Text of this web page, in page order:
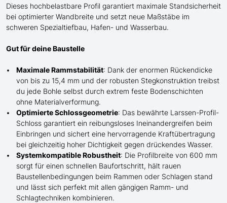
Dieses hochbelastbare Profil garantiert maximale Standsicherheit
bei optimierter Wandbreite und setzt neue Maßstäbe im
schweren Spezialtiefbau, Hafen- und Wasserbau.
Gut für deine Baustelle
Maximale Rammstabilität: Dank der enormen Rückendicke
von bis zu 15,4 mm und der robusten Stegkonstruktion treibst
du jede Bohle selbst durch extrem feste Bodenschichten
ohne Materialverformung.
Optimierte Schlossgeometrie: Das bewährte Larssen-Profil-
Schloss garantiert ein reibungsloses Ineinandergreifen beim
Einbringen und sichert eine hervorragende Kraftübertragung
bei gleichzeitig hoher Dichtigkeit gegen drückendes Wasser.
Systemkompatible Robustheit: Die Profilbreite von 600 mm
sorgt für einen schnellen Baufortschritt, hält rauen
Baustellenbedingungen beim Rammen oder Schlagen stand
und lässt sich perfekt mit allen gängigen Ramm- und
Schlagtechniken kombinieren.